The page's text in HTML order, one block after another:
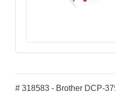
# 318583 - Brother DCP-